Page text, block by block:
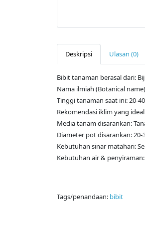
Deskripsi Ulasan (0)
Bibit tanaman berasal dari:
Nama ilmiah (Botanical
Tinggi tanaman saat ini: 20-
Rekomendasi iklim yang
Media tanam disarankan:
Diameter pot disarankan: 20-
Kebutuhan sinar matahari:
Kebutuhan air &
Tags/penandaan: bibit